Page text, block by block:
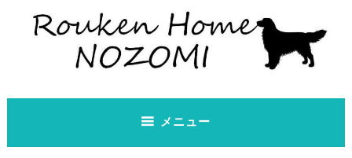
老犬ホーム のぞみ
メニュー